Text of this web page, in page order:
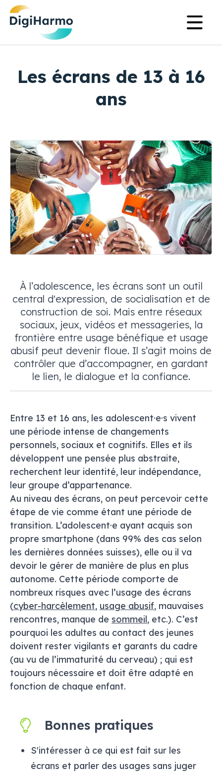
Aller
au
principal
Les écrans de 13 à 16
ans
À l’adolescence, les écrans sont un outil
central d'expression, de socialisation et de
construction de soi. Mais entre réseaux
sociaux, jeux, vidéos et messageries, la
frontière entre usage bénéfique et usage
abusif peut devenir floue. Il s’agit moins de
contrôler que d’accompagner, en gardant
le lien, le dialogue et la confiance.
Entre 13 et 16 ans, les adolescent·e·s vivent
une période intense de changements
personnels, sociaux et cognitifs. Elles et ils
développent une pensée plus abstraite,
recherchent leur identité, leur indépendance,
leur groupe d’appartenance.
Au niveau des écrans, on peut percevoir cette
étape de vie comme étant une période de
transition. L’adolescent·e ayant acquis son
propre smartphone (dans 99% des cas selon
les dernières données suisses), elle ou il va
devoir le gérer de manière de plus en plus
autonome. Cette période comporte de
nombreux risques avec l’usage des écrans
(cyber-harcèlement, usage abusif, mauvaises
rencontres, manque de sommeil, etc.). C’est
pourquoi les adultes au contact des jeunes
doivent rester vigilants et garants du cadre
(au vu de l’immaturité du cerveau) ; qui est
toujours nécessaire et doit être adapté en
fonction de chaque enfant.
Bonnes pratiques
S'intéresser à ce qui est fait sur les
écrans et parler des usages sans juger